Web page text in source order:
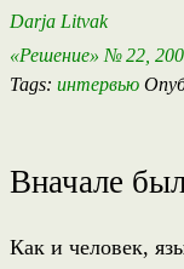
Darja Litvak
«Решение» № 22,
Tags: интервью
Вначале
Как и человек,